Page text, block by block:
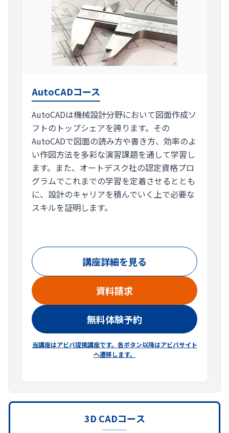
AutoCADコース
AutoCADは機械設計分野において図面作成ソ
フトのトップシェアを誇ります。その
AutoCADで図面の読み方や書き方、効率のよ
い作図方法を多彩な演習課題を通して学習し
ます。また、オートデスク社の認定資格プロ
グラムでこれまでの学習を定着させるととも
に、設計のキャリアを積んでいく上で必要な
スキルを証明します。
講座詳細を見る
資料請求
無料体験予約
当講座はアビバ提携講座です。各ボタン以降はアビバサイト
へ遷移します。
3D CADコース